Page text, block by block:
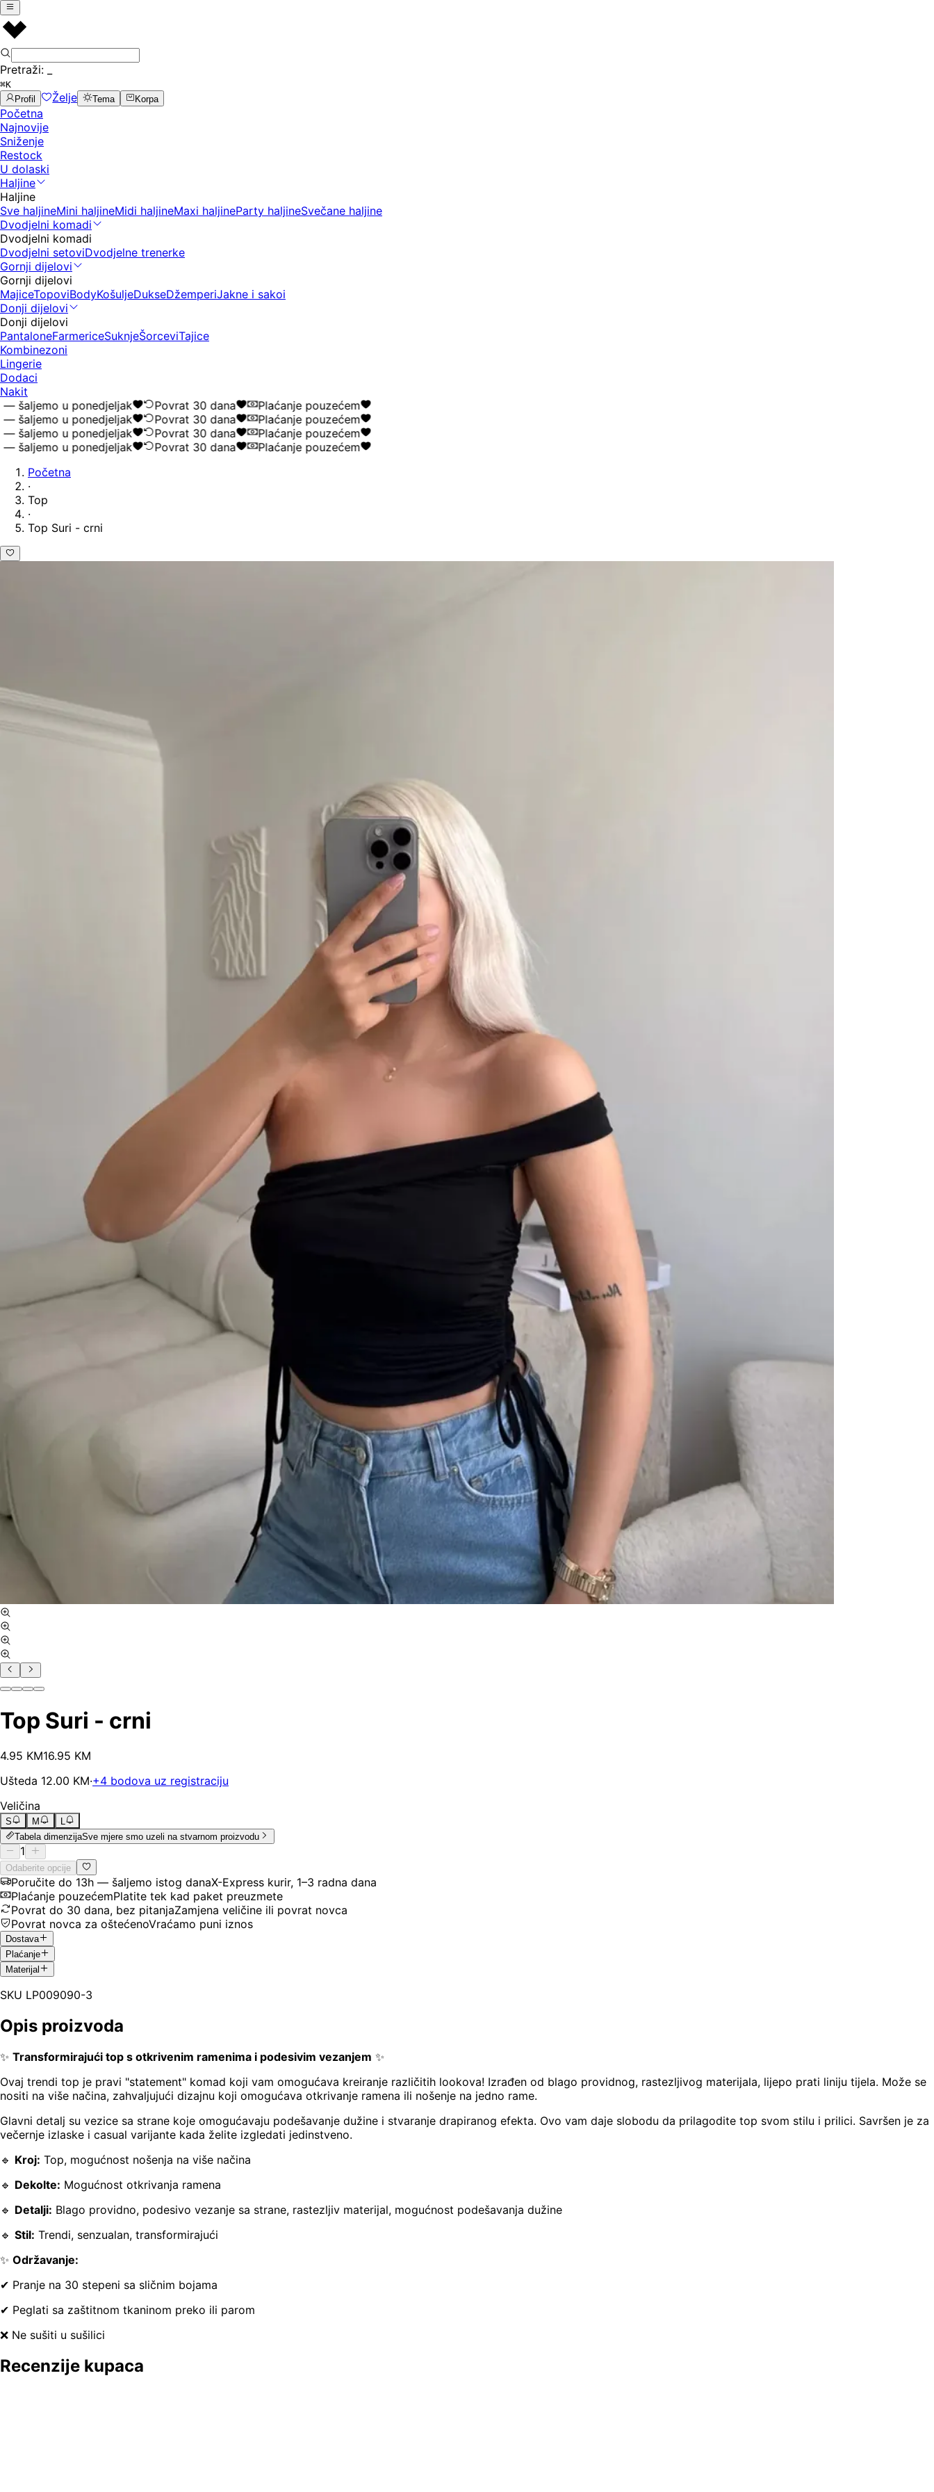
Pretraži:
⌘K
Profil
Želje Tema Korpa
Početna
Najnovije
Sniženje
Restock
U dolaski
Haljine
Haljine
Sve haljineMini haljineMidi haljineMaxi haljineParty haljineSvečane haljine
Dvodjelni komadi
Dvodjelni komadi
Dvodjelni setoviDvodjelne trenerke
Gornji dijelovi
Gornji dijelovi
MajiceTopoviBodyKošuljeDukseDžemperiJakne i sakoi
Donji dijelovi
Donji dijelovi
PantaloneFarmericeSuknjeŠorceviTajice
Kombinezoni
Lingerie
Dodaci
Nakit
u ponedjeljak
Povrat 30 dana
Plaćanje pouzećem
u ponedjeljak
Povrat 30 dana
Plaćanje pouzećem
u ponedjeljak
Povrat 30 dana
Plaćanje pouzećem
u ponedjeljak
Povrat 30 dana
Plaćanje pouzećem
Početna
·
Top
·
Top Suri - crni
Top Suri - crni
4.95 KM16.95 KM
Ušteda 12.00 KM·+4 bodova uz registraciju
Veličina
S M
L
Tabela dimenzijaSve mjere smo uzeli na stvarnom proizvodu
1
Odaberite opcije
Poručite do 13h — šaljemo istog danaX-Express kurir, 1–3 radna dana
Plaćanje pouzećemPlatite tek kad paket preuzmete
Povrat do 30 dana, bez pitanjaZamjena veličine ili povrat novca
Povrat novca za oštećenoVraćamo puni iznos
Dostava
Plaćanje
Materijal
SKU LP009090-3
Opis proizvoda
✨ Transformirajući top s otkrivenim ramenima i podesivim vezanjem ✨
Ovaj trendi top je pravi "statement" komad koji vam omogućava kreiranje različitih lookova! Izrađen od blago providnog, rastezljivog materijala, lijepo prati liniju tijela. Može se
nositi na više načina, zahvaljujući dizajnu koji omogućava otkrivanje ramena ili nošenje na jedno rame.
Glavni detalj su vezice sa strane koje omogućavaju podešavanje dužine i stvaranje drapiranog efekta. Ovo vam daje slobodu da prilagodite top svom stilu i prilici. Savršen je za
večernje izlaske i casual varijante kada želite izgledati jedinstveno.
🔹 Kroj: Top, mogućnost nošenja na više načina
🔹 Dekolte: Mogućnost otkrivanja ramena
🔹 Detalji: Blago providno, podesivo vezanje sa strane, rastezljiv materijal, mogućnost podešavanja dužine
🔹 Stil: Trendi, senzualan, transformirajući
✨ Održavanje:
✔ Pranje na 30 stepeni sa sličnim bojama
✔ Peglati sa zaštitnom tkaninom preko ili parom
❌ Ne sušiti u sušilici
Recenzije kupaca